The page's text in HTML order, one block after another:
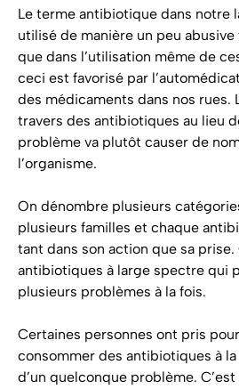
Le terme antibiotique dans notre
utilisé de manière un peu
que dans l’utilisation même de
ceci est favorisé par
des médicaments dans nos rues.
travers des antibiotiques au lieu
problème va plutôt causer de
l’organisme.
On dénombre plusieurs
plusieurs familles et chaque
tant dans son action que sa
antibiotiques à large spectre qui
plusieurs problèmes à la fois.
Certaines personnes ont pris
consommer des antibiotiques à
d’un quelconque problème.